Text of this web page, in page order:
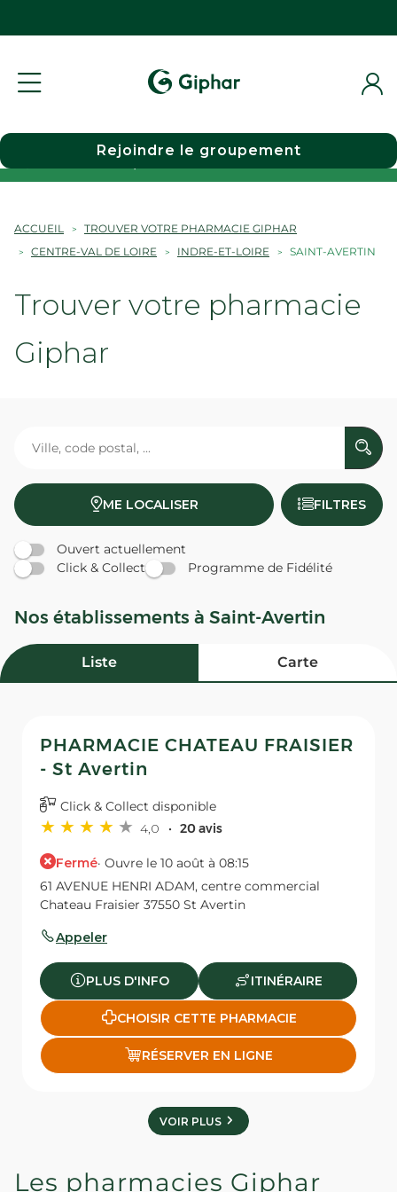
Choisir une pharmacie
Rejoindre le groupement
ACCUEIL
TROUVER VOTRE PHARMACIE GIPHAR
CENTRE-VAL DE LOIRE
INDRE-ET-LOIRE SAINT-AVERTIN
Trouver votre pharmacie
Giphar
ME LOCALISER FILTRES
Ouvert actuellement
Click & Collect
Programme de Fidélité
Nos établissements à Saint-Avertin
Liste Carte
PHARMACIE CHATEAU FRAISIER
- St Avertin
Click & Collect disponible
4,0
20 avis
Fermé· Ouvre le 10 août à 08:15
61 AVENUE HENRI ADAM, centre commercial
Chateau Fraisier 37550 St Avertin
Appeler
PLUS D'INFO ITINÉRAIRE
CHOISIR CETTE PHARMACIE
RÉSERVER EN LIGNE
VOIR PLUS
Les pharmacies Giphar